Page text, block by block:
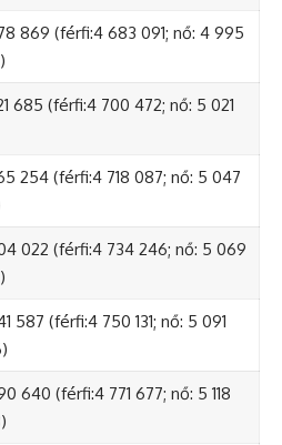
869 (férfi:4 683 091; nő: 4 995
685 (férfi:4 700 472; nő: 5 021
254 (férfi:4 718 087; nő: 5 047
022 (férfi:4 734 246; nő: 5 069
587 (férfi:4 750 131; nő: 5 091
640 (férfi:4 771 677; nő: 5 118